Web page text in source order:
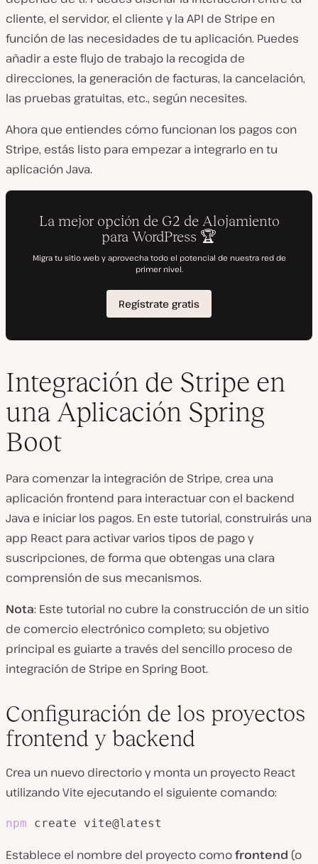
cliente, el servidor, el cliente y la API de Stripe en
función de las necesidades de tu aplicación. Puedes
añadir a este flujo de trabajo la recogida de
direcciones, la generación de facturas, la cancelación,
las pruebas gratuitas, etc., según necesites.
Ahora que entiendes cómo funcionan los pagos con
Stripe, estás listo para empezar a integrarlo en tu
aplicación Java.
Integración de Stripe en
una Aplicación Spring
Boot
Para comenzar la integración de Stripe, crea una
aplicación frontend para interactuar con el backend
Java e iniciar los pagos. En este tutorial, construirás una
app React para activar varios tipos de pago y
suscripciones, de forma que obtengas una clara
comprensión de sus mecanismos.
Nota: Este tutorial no cubre la construcción de un sitio
de comercio electrónico completo; su objetivo
principal es guiarte a través del sencillo proceso de
integración de Stripe en Spring Boot.
Configuración de los proyectos
frontend y backend
Crea un nuevo directorio y monta un proyecto React
utilizando Vite ejecutando el siguiente comando:
npm create vite@latest
Establece el nombre del proyecto comofrontend (o